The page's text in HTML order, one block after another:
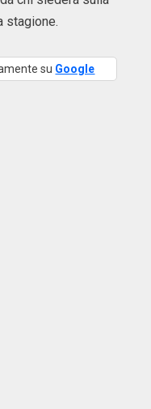
stagione.
su Google